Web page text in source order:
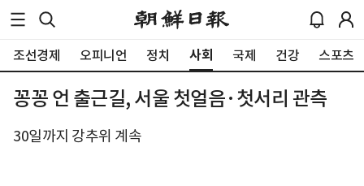
조선경제 오피니언 정치 사회 국제 건강 스포츠
꽁꽁 언 출근길, 서울 첫얼음·첫서리 관측
30일까지 강추위 계속